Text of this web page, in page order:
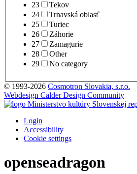
23
Tekov
24
Trnavská oblasť
25
Turiec
26
Záhorie
27
Zamagurie
28
Other
29
No category
© 1993-2026 Cosmotron Slovakia, s.r.o.
Webdesign Calder Design Community
Login
Accessibility
Cookie settings
openseadragon